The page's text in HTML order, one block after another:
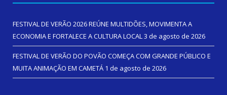
FESTIVAL DE VERÃO 2026 REÚNE MULTIDÕES, MOVIMENTA A
ECONOMIA E FORTALECE A CULTURA LOCAL3 de agosto de 2026
FESTIVAL DE VERÃO DO POVÃO COMEÇA COM GRANDE PÚBLICO E
MUITA ANIMAÇÃO EM CAMETÁ 1 de agosto de 2026